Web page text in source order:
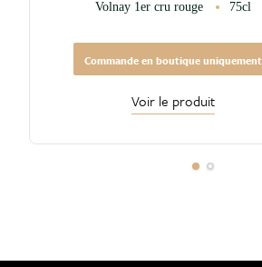
Volnay 1er cru rouge 75cl
Commande en boutique uniquement
Voir le produit